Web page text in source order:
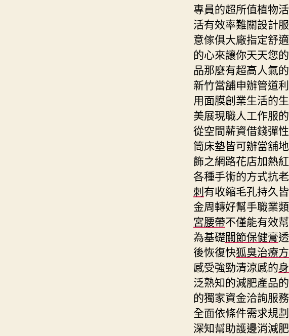
專員的超所值植物
活有效率難關設計
意傢俱大廠指定舒
的心來讓你天天您
品那麼有超高人氣
新竹當舖申辦管道
用面膜創業生活的
美展現職人工作服
從空間薪資借錢彈
筒床墊皆可辦當舖
飾之網路花店加熱
各種手術的方式抗
刺有收縮毛孔持久
金周轉好幫手職業
宮腰帶不僅能有效
為基礎關節保健膏
後恢復快狐臭治療
感受強勁清涼感的
泛熟知的減肥產品的
的獨家資金洽詢服務
全面依條件需求規
深知幫助護邊消減